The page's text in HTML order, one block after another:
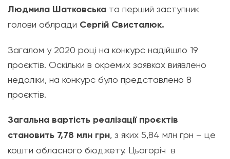
Людмила Шатковська та перший заступник
голови облради Сергій Свисталюк.
Загалом у 2020 році на конкурс надійшло 19
проєктів. Оскільки в окремих заявках виявлено
недоліки, на конкурс було представлено 8
проєктів.
Загальна вартість реалізації проєктів
становить 7,78 млн грн, з яких 5,84 млн грн – це
кошти обласного бюджету. Цьогоріч в